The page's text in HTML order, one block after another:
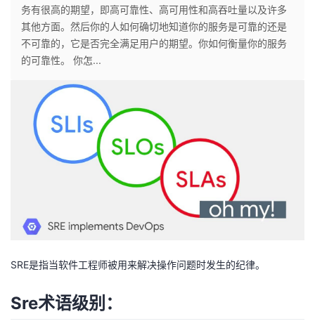
人
主
我
的
的
博
客
我
的
论
我
的
我
务有很高的期望，即高可靠性、高可用性和高吞吐量以及许多
其他方面。然后你的人如何确切地知道你的服务是可靠的还是
不可靠的，它是否完全满足用户的期望。你如何衡量你的服务
的可靠性。 你怎...
SRE是指当软件工程师被用来解决操作问题时发生的纪律。
Sre术语级别：